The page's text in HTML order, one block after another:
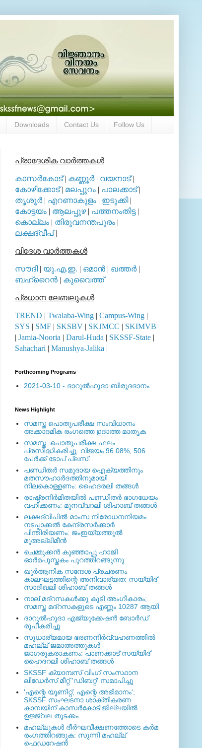
Downloads Contact Us Follow Us
പ്രാദേശിക വാര്‍ത്തകള്‍
കാസര്‍കോട്| കണ്ണൂര്‍| വയനാട്|
കോഴിക്കോട്| മലപ്പുറം | പാലക്കാട്|
തൃശൂര്‍| എറണാകുളം | ഇടുക്കി|
കോട്ടയം | ആലപ്പുഴ| പത്തനംതിട്ട|
കൊല്ലം | തിരുവനന്തപുരം |
ലക്ഷദ്വീപ്|
വിദേശ വാര്‍ത്തകള്‍
സൗദി| യു.എ.ഇ. | ഒമാന്‍ | ഖത്തര്‍|
ബഹ്റൈന്‍ | കുവൈത്ത്
പ്രധാന ലേബലുകള്‍
TREND | Twalaba-Wing | Campus-Wing |
SYS | SMF | SKSBV | SKJMCC | SKIMVB
| Jamia-Nooria | Darul-Huda | SKSSF-State |
Sahachari | Manushya-Jalika |
Forthcoming Programs
2021-03-10 - ദാറുല്‍ഹുദാ ബിരുദദാനം
News Highlight
സമസ്ത പൊതുപരീക്ഷ സംവിധാനം
അക്കാദമിക രംഗത്തെ ഉദാത്ത മാതൃക
സമസ്ത: പൊതുപരീക്ഷ ഫലം
പ്രസിദ്ധീകരിച്ചു. വിജയം 96.08%, 506
പേര്‍ക്ക് ടോപ് പ്ലസ്.
പണ്ഡിതര്‍ സമുദായ ഐക്യത്തിനും
മതസൗഹാര്‍ദത്തിനുമായി
നിലകൊള്ളണം: ഹൈദരലി തങ്ങള്‍
രാഷ്ട്രനിര്‍മിതയില്‍ പണ്ഡിതര്‍ ഭാഗധേയം
വഹിക്കണം: മുനവ്വറലി ശിഹാബ് തങ്ങള്‍
ലക്ഷദ്വീപില്‍ മാംസ നിരോധനനിയമം
നടപ്പാക്കല്‍ കേന്ദ്രസര്‍ക്കാര്‍
പിന്തിരിയണം: ജംഇയ്യത്തുല്‍
മുഅല്ലിമീന്‍
ചെമ്മുക്കന്‍ കുഞ്ഞാപ്പു ഹാജി
ഓര്‍മപുസ്തകം പുറത്തിറങ്ങുന്നു
ഖുര്‍ആനിക സന്ദേശ പ്രചരണം
കാലഘട്ടത്തിന്റെ അനിവാര്യത: സയ്യിദ്
സാദിഖലി ശിഹാബ് തങ്ങള്‍
നാല് മദ്‌റസകള്‍ക്കു കൂടി അംഗീകാരം;
സമസ്ത മദ്‌റസകളുടെ എണ്ണം 10287 ആയി
ദാറുല്‍ഹുദാ എജ്യുക്കേഷന്‍ ബോര്‍ഡ്
രൂപീകരിച്ചു
സുധാര്യമായ ഭരണനിര്‍വ്വഹണത്തില്‍
മഹല്ല് ജമാഅത്തുകള്‍
ജാഗരൂകരാകണം: പാണക്കാട് സയ്യിദ്
ഹൈദറലി ശിഹാബ് തങ്ങള്‍
SKSSF ക്യാമ്പസ് വിംഗ് സംസ്ഥാന
ലീഡേർസ് മീറ്റ് 'ഡിബറ്റ്' സമാപിച്ചു
'എന്റെ യൂണിറ്റ്, എന്റെ അഭിമാനം';
SKSSF സംഘടനാ ശാക്തീകരണ
കാമ്പയിന് കാസര്‍കോട് ജില്ലയില്‍
ഉജ്ജ്വല തുടക്കം
മഹല്ലുകള്‍ ദീര്‍ഘവീക്ഷണത്തോടെ കര്‍മ
രംഗത്തിറങ്ങുക: സുന്നി മഹല്ല്
ഫെഡറേഷന്‍